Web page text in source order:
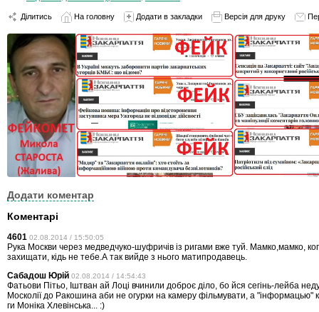
Ділитись На головну Додати в закладки Версія для друку
Додати коментар
Коментарі
4601 02.08.2014 / 15:50:05
Рука Москви через медведчуко-шуфричів із ригами вже туй. Мамко,мамко,
захищати, кідь не тебе.А так вийде з нього матипродавець.
Сабадош Юрій 02.08.2014 / 14:54:43
Фатьови Пітьо, Іштван ай Лоці вчинили доброє діло, бо йся сегінь-лейба
Москолії до Ракошина аби не огурки на камеру фільмувати, а "інформацью"
ги Моніка Хлевінська... :)